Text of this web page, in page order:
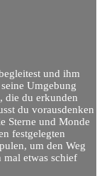
und ihm
Umgebung
die du erkunden
du vorausdenken
Sterne und Monde
festgelegten
um den Weg
etwas schief